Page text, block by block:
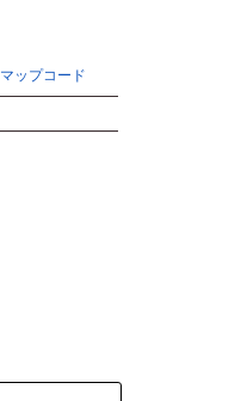
マップコード